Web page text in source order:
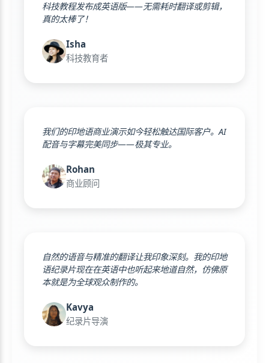
科技教程发布成英语版——无需耗时翻译或剪辑，
真的太棒了！
Isha
科技教育者
我们的印地语商业演示如今轻松触达国际客户。AI
配音与字幕完美同步——极其专业。
Rohan
商业顾问
自然的语音与精准的翻译让我印象深刻。我的印地
语纪录片现在在英语中也听起来地道自然，仿佛原
本就是为全球观众制作的。
Kavya
纪录片导演